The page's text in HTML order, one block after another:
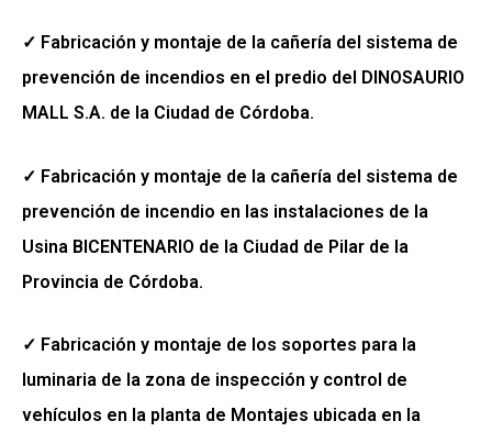
✓ Fabricación y montaje de la cañería del sistema de
prevención de incendios en el predio del DINOSAURIO
MALL S.A. de la Ciudad de Córdoba.
✓ Fabricación y montaje de la cañería del sistema de
prevención de incendio en las instalaciones de la
Usina BICENTENARIO de la Ciudad de Pilar de la
Provincia de Córdoba.
✓ Fabricación y montaje de los soportes para la
luminaria de la zona de inspección y control de
vehículos en la planta de Montajes ubicada en la